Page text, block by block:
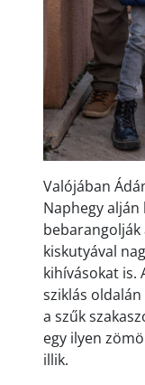
Valójában
Naphegy
bebarangolják
kiskutyával
kihívásokat is.
sziklás
a szűk
egy ilyen
illik.